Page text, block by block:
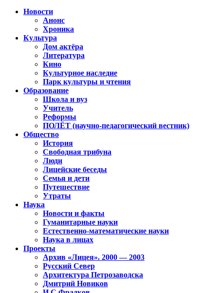
Новости
Анонс
Хроника
Культура
Дом актёра
Литература
Кино
Культурное наследие
Парк культуры и чтения
Образование
Школа и вуз
Учитель
Реформы
ПОЛЁТ (научно-педагогический вестник)
Общество
История
Свободная трибуна
Люди
Лицейские беседы
Семья и дети
Путешествие
Утраты
Наука
Новости и факты
Гуманитарные науки
Естественно-математические науки
Наука в лицах
Проекты
Архив «Лицея». 2000 — 2003
Русский Север
Архитектура Петрозаводска
Дмитрий Новиков